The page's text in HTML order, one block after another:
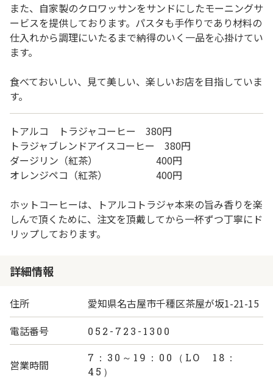
また、自家製のクロワッサンをサンドにしたモーニングサ
ービスを提供しております。パスタも手作りであり材料の
仕入れから調理にいたるまで納得のいく一品を心掛けてい
ます。
食べておいしい、見て美しい、楽しいお店を目指していま
す。
トアルコ トラジャコーヒー 380円
トラジャブレンドアイスコーヒー 380円
ダージリン（紅茶） 400円
オレンジペコ（紅茶） 400円
ホットコーヒーは、トアルコトラジャ本来の旨み香りを楽
しんで頂くために、注文を頂戴してから一杯ずつ丁寧にド
リップしております。
詳細情報
住所
愛知県名古屋市千種区茶屋が坂1-21-15
電話番号
052-723-1300
営業時間
7：30～19：00（LO 18：
45）